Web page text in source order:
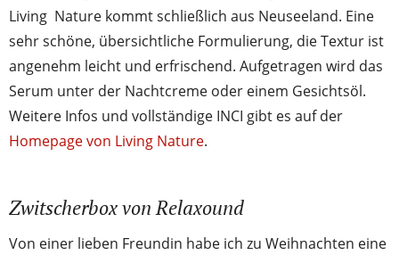
Living Nature kommt schließlich aus Neuseeland. Eine
sehr schöne, übersichtliche Formulierung, die Textur ist
angenehm leicht und erfrischend. Aufgetragen wird das
Serum unter der Nachtcreme oder einem Gesichtsöl.
Weitere Infos und vollständige INCI gibt es auf der
Homepage von Living Nature.
Zwitscherbox von Relaxound
Von einer lieben Freundin habe ich zu Weihnachten eine